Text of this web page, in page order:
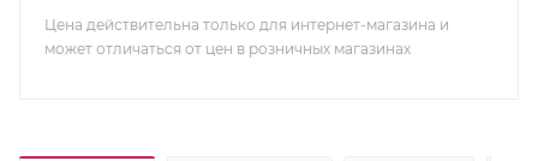
Цена действительна только для интернет-магазина и
может отличаться от цен в розничных магазинах